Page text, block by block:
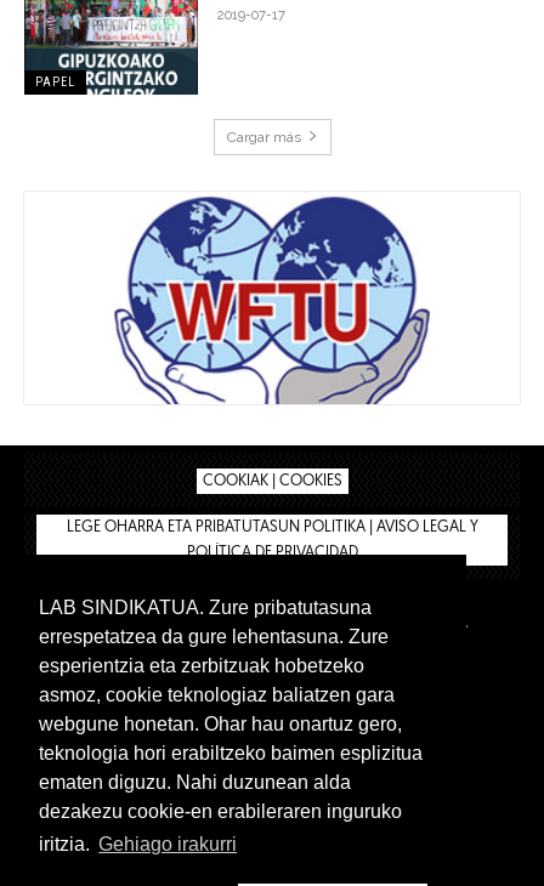
PAPEL
2019-07-17
Cargar más
COOKIAK | COOKIES
LEGE OHARRA ETA PRIBATUTASUN POLITIKA | AVISO LEGAL Y
POLÍTICA DE PRIVACIDAD
BIZILAN.EUS
TIENDA
INTRANET 🔑
Euskera Castellano
LAB SINDIKATUA. Zure pribatutasuna
errespetatzea da gure lehentasuna. Zure
esperientzia eta zerbitzuak hobetzeko
asmoz, cookie teknologiaz baliatzen gara
webgune honetan. Ohar hau onartuz gero,
teknologia hori erabiltzeko baimen esplizitua
ematen diguzu. Nahi duzunean alda
dezakezu cookie-en erabileraren inguruko
iritzia. Gehiago irakurri